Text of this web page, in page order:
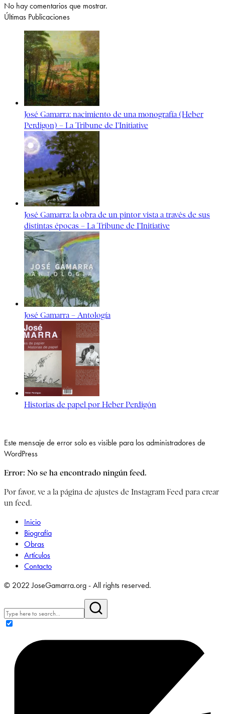
No hay comentarios que mostrar.
Últimas Publicaciones
José Gamarra: nacimiento de una monografía (Heber
Perdigon) – La Tribune de I’Initiative
José Gamarra: la obra de un pintor vista a través de sus
distintas épocas – La Tribune de I’Initiative
José Gamarra – Antología
Historias de papel por Heber Perdigón
Este mensaje de error solo es visible para los administradores de
WordPress
Error: No se ha encontrado ningún feed.
Por favor, ve a la página de ajustes de Instagram Feed para crear
un feed.
Inicio
Biografía
Obras
Artículos
Contacto
© 2022 JoseGamarra.org - All rights reserved.